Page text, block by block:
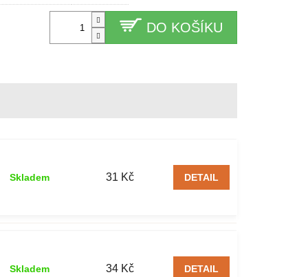
DO KOŠÍKU
31 Kč
Skladem DETAIL
34 Kč
Skladem DETAIL